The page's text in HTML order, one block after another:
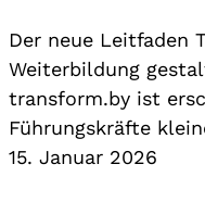
Der neue Leitfaden
Weiterbildung
transform.by ist
Führungskräfte
15. Januar 2026